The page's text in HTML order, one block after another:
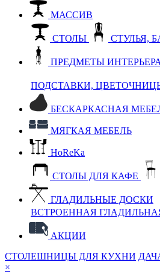
МАССИВ
СТОЛЫ СТУЛЬЯ,
ПРЕДМЕТЫ ИНТЕРЬЕРА
ПОДСТАВКИ,
БЕСКАРКАСНАЯ
МЯГКАЯ МЕБЕЛЬ
HoReKa
СТОЛЫ ДЛЯ КАФЕ
ГЛАДИЛЬНЫЕ ДОСКИ
ВСТРОЕННАЯ
АКЦИИ
СТОЛЕШНИЦЫ ДЛЯ КУХНИ
×